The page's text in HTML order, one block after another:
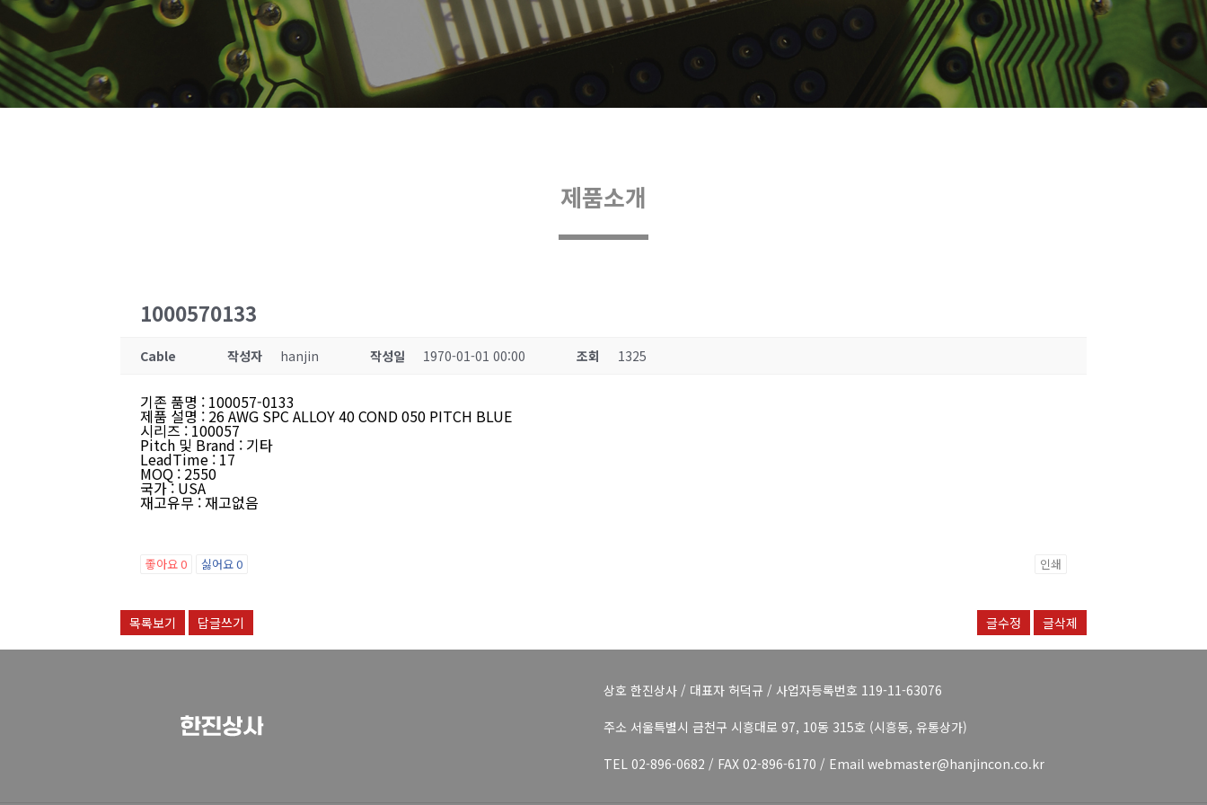
제품소개
1000570133
Cable 작성자 hanjin 작성일 1970-01-01 00:00 조회 1325
기존 품명 : 100057-0133
제품 설명 : 26 AWG SPC ALLOY 40 COND 050 PITCH BLUE
시리즈:100057
Pitch 및 Brand : 기타
LeadTime : 17
MOQ : 2550
국가: USA
재고유무 :재고없음
좋아요0 싫어요0 인쇄
목록보기 답글쓰기 글수정 글삭제
상호 한진상사 / 대표자 허덕규 / 사업자등록번호 119-11-63076
주소 서울특별시 금천구 시흥대로 97, 10동 315호 (시흥동, 유통상가)
TEL 02-896-0682 / FAX 02-896-6170 / Email webmaster@hanjincon.co.kr